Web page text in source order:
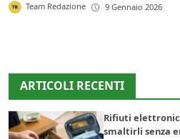
Team Redazione 9 Gennaio 2026
ARTICOLI RECENTI
Rifiuti
smaltirli senza